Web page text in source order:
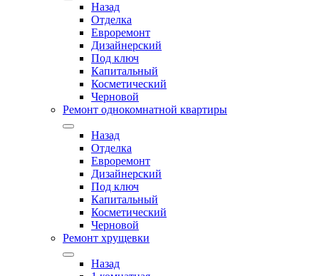
Назад
Отделка
Евроремонт
Дизайнерский
Под ключ
Капитальный
Косметический
Черновой
Ремонт однокомнатной квартиры
Назад
Отделка
Евроремонт
Дизайнерский
Под ключ
Капитальный
Косметический
Черновой
Ремонт хрущевки
Назад